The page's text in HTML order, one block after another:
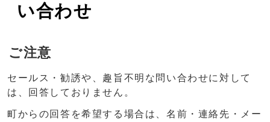
い合わせ
ご注意
セールス・勧誘や、趣旨不明な問い合わせに対して
は、回答しておりません。
町からの回答を希望する場合は、名前・連絡先・メー